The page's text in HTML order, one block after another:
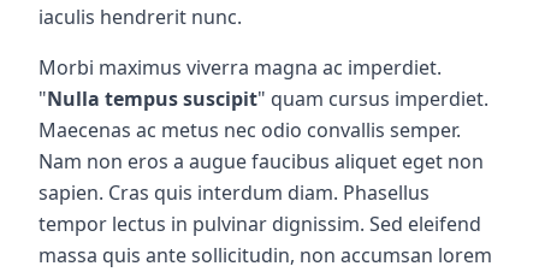
iaculis hendrerit nunc.
Morbi maximus viverra magna ac imperdiet.
"Nulla tempus suscipit" quam cursus imperdiet.
Maecenas ac metus nec odio convallis semper.
Nam non eros a augue faucibus aliquet eget non
sapien. Cras quis interdum diam. Phasellus
tempor lectus in pulvinar dignissim. Sed eleifend
massa quis ante sollicitudin, non accumsan lorem